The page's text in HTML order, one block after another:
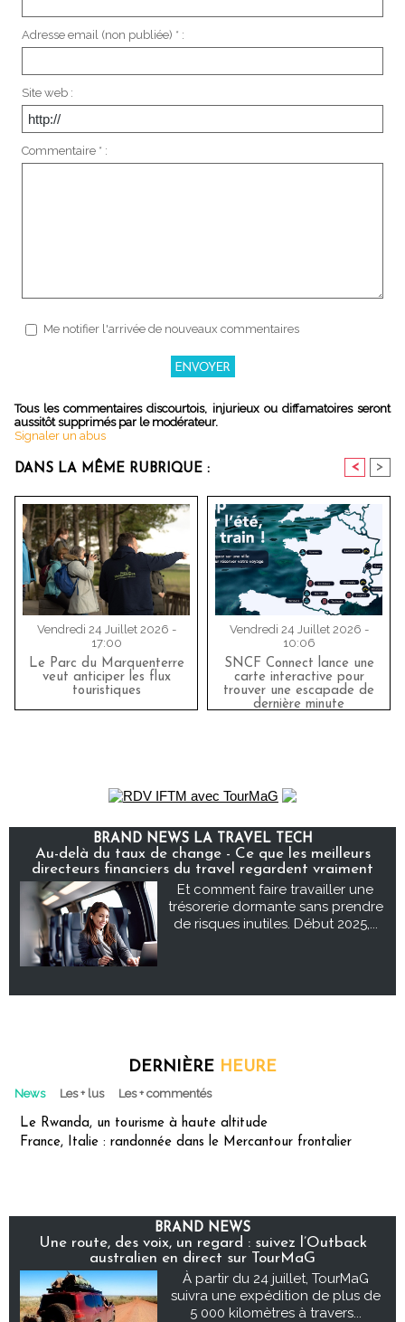
Adresse email (non publiée) * :
Site web :
Commentaire * :
Me notifier l'arrivée de nouveaux commentaires
Tous les commentaires discourtois, injurieux ou diffamatoires seront
aussitôt supprimés par le modérateur.
Signaler un abus
DANS LA MÊME RUBRIQUE : < >
Vendredi 24 Juillet 2026 -
17:00
Le Parc du Marquenterre
veut anticiper les flux
touristiques
Vendredi 24 Juillet 2026 -
10:06
SNCF Connect lance une
carte interactive pour
trouver une escapade de
dernière minute
BRAND NEWS LA TRAVEL TECH
Au-delà du taux de change - Ce que les meilleurs
directeurs financiers du travel regardent vraiment
Et comment faire travailler une
trésorerie dormante sans prendre
de risques inutiles. Début 2025,...
DERNIÈRE HEURE
News Les + lus Les + commentés
Le Rwanda, un tourisme à haute altitude
France, Italie : randonnée dans le Mercantour frontalier
BRAND NEWS
Une route, des voix, un regard : suivez l’Outback
australien en direct sur TourMaG
À partir du 24 juillet, TourMaG
suivra une expédition de plus de
5 000 kilomètres à travers...